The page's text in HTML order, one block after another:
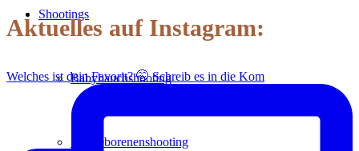
Shootings
Babybauchshooting
Neugeborenenshooting
Aktuelles auf Instagram:
Welches ist dein Favorit? 🤭 Schreib es in die Kom